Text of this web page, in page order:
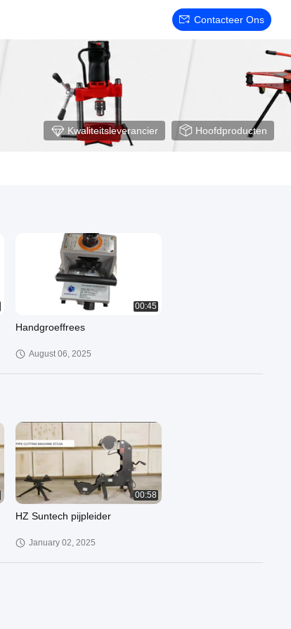
Contacteer Ons
Kwaliteitsleverancier Hoofdproducten
00:45
Handgroeffrees
August 06, 2025
02:28
HZ Suntech rollen groefmachine
STG-2A
October 06, 2024 00:58
HZ Suntech pijpleider
January 02, 2025